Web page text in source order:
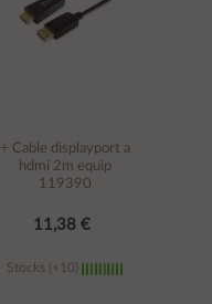
÷ Cable displayport a
hdmi 2m equip
119390
11,38 €
Stocks (+10)